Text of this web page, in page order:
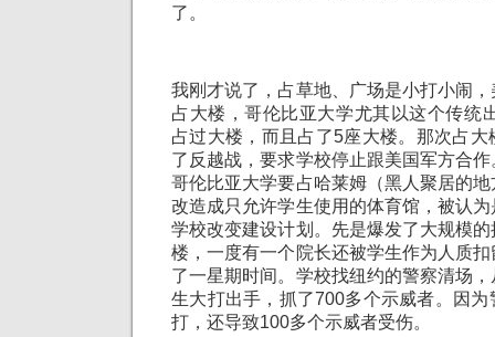
了。
我刚才说了，占草地、广场是小打小闹
占大楼，哥伦比亚大学尤其以这个传统
占过大楼，而且占了5座大楼。那次占
了反越战，要求学校停止跟美国军方合
哥伦比亚大学要占哈莱姆（黑人聚居的
改造成只允许学生使用的体育馆，被认
学校改变建设计划。先是爆发了大规模
楼，一度有一个院长还被学生作为人质
了一星期时间。学校找纽约的警察清场
生大打出手，抓了700多个示威者。因
打，还导致100多个示威者受伤。